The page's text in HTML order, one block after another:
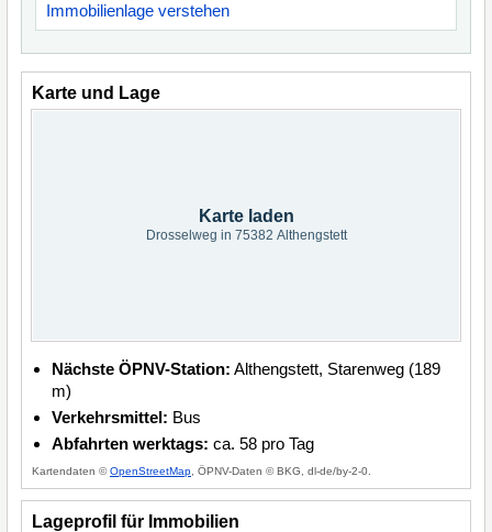
Immobilienlage verstehen
Karte und Lage
Karte laden
Drosselweg in 75382 Althengstett
Nächste ÖPNV-Station: Althengstett, Starenweg (189
m)
Verkehrsmittel: Bus
Abfahrten werktags: ca. 58 pro Tag
Kartendaten ©OpenStreetMap , ÖPNV-Daten © BKG, dl-de/by-2-0.
Lageprofil für Immobilien